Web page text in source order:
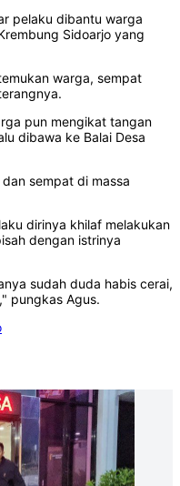
pelaku dibantu warga
Sidoarjo yang
warga, sempat
pun mengikat tangan
dibawa ke Balai Desa
sempat di massa
dirinya khilaf melakukan
dengan istrinya
sudah duda habis cerai,
pungkas Agus.